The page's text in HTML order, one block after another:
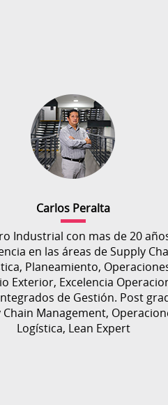
Carlos Peralta
Industrial con mas de 20
en las áreas de Supply
Planeamiento,
Exterior, Excelencia
de Gestión. Post
Chain Management,
Logística, Lean Expert